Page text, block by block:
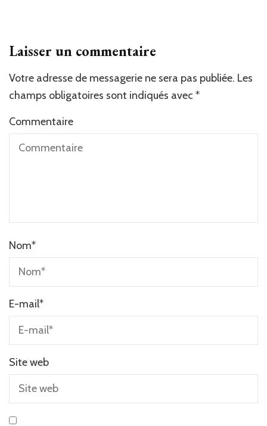
Laisser un commentaire
Votre adresse de messagerie ne sera pas publiée. Les
champs obligatoires sont indiqués avec *
Commentaire
Nom*
E-mail*
Site web